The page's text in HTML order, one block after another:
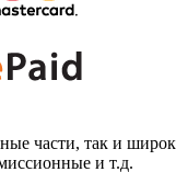
части, так и
и т.д.